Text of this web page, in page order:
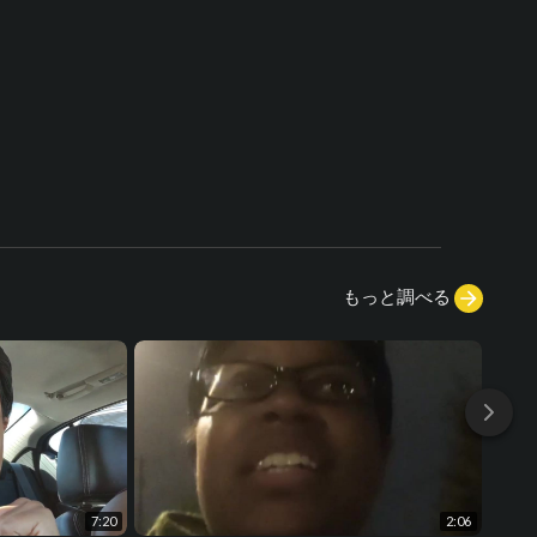
もっと調べる
7:20 2:06